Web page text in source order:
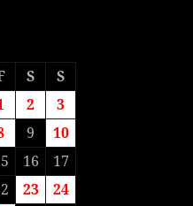
S
S
2
3
9
10
16
17
23
24